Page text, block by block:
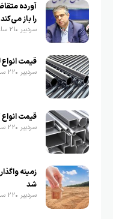
آورده
را باز می‌کند
سردبیر 21 ساعت پیش
قیمت انواع لوله
سردبیر 22 ساعت پیش
قیمت انواع آهن
سردبیر 22 ساعت پیش
شد
سردبیر 22 ساعت پیش